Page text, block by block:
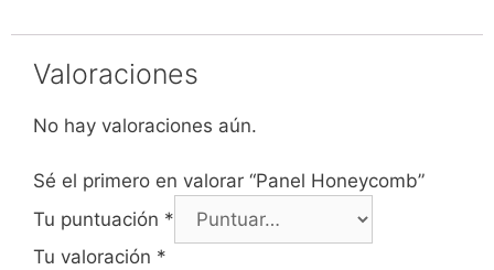
Valoraciones
No hay valoraciones aún.
Sé el primero en valorar “Panel Honeycomb”
Tu puntuación *
Tu valoración *